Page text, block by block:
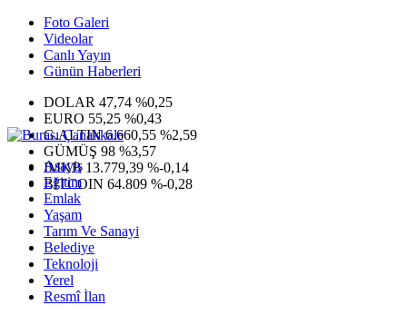
Foto Galeri
Videolar
Canlı Yayın
Günün Haberleri
DOLAR 47,74 %0,25
EURO 55,25 %0,43
G.ALTIN6.660,55 %2,59
GÜMÜŞ 98 %3,57
IMKB 13.779,39 %-0,14
BITCOIN 64.809 %-0,28
Asayiş
Eğitim
Emlak
Yaşam
Tarım Ve Sanayi
Belediye
Teknoloji
Yerel
Resmî İlan